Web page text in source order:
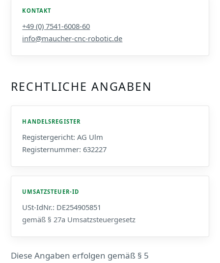
KONTAKT
+49 (0) 7541-6008-60
info@maucher-cnc-robotic.de
RECHTLICHE ANGABEN
HANDELSREGISTER
Registergericht: AG Ulm
Registernummer: 632227
UMSATZSTEUER-ID
USt-IdNr.: DE254905851
gemäß § 27a Umsatzsteuergesetz
Diese Angaben erfolgen gemäß § 5